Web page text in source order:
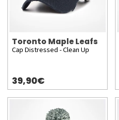
Toronto Maple Leafs
Cap Distressed - Clean Up
39,90€